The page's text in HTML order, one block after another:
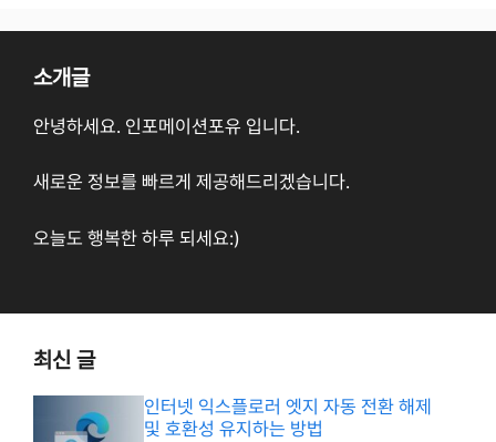
소개글
안녕하세요. 인포메이션포유 입니다.
새로운 정보를 빠르게 제공해드리겠습니다.
오늘도 행복한 하루 되세요:)
최신 글
인터넷 익스플로러 엣지 자동 전환 해제
및 호환성 유지하는 방법